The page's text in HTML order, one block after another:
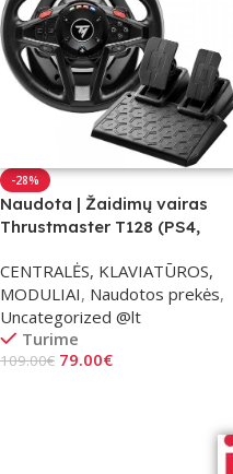
-28%
Naudota | Žaidimų vairas
Thrustmaster T128 (PS4,
CENTRALĖS, KLAVIATŪROS,
MODULIAI, Naudotos prekės,
Uncategorized @lt
Turime
109.00€ 79.00€